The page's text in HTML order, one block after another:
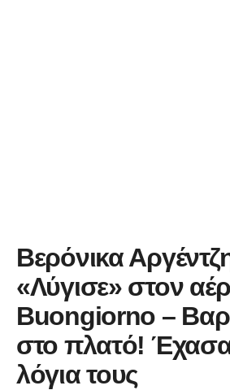
Βερόνικα
«Λύγισε» στον
Buongiorno –
στο πλατό!
λόγια τους